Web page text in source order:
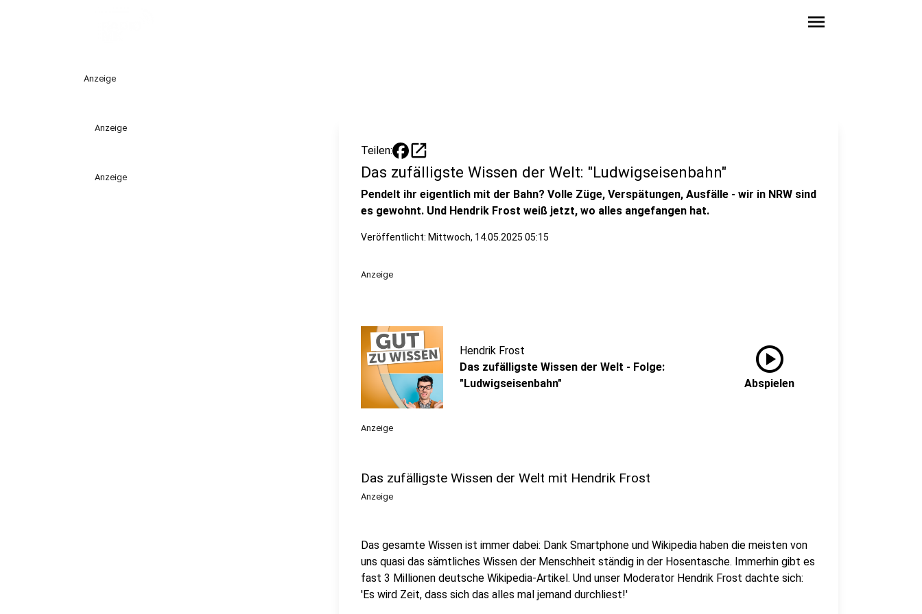
menu
Anzeige
Anzeige
Anzeige
Teilen: open_in_new
Das zufälligste Wissen der Welt: "Ludwigseisenbahn"
Pendelt ihr eigentlich mit der Bahn? Volle Züge, Verspätungen, Ausfälle - wir in NRW sind
es gewohnt. Und Hendrik Frost weiß jetzt, wo alles angefangen hat.
Veröffentlicht: Mittwoch, 14.05.2025 05:15
Anzeige
Hendrik Frost
Das zufälligste Wissen der Welt - Folge:
"Ludwigseisenbahn"
play_circle
Abspielen
Anzeige
Das zufälligste Wissen der Welt mit Hendrik Frost
Anzeige
Das gesamte Wissen ist immer dabei: Dank Smartphone und Wikipedia haben die meisten von
uns quasi das sämtliches Wissen der Menschheit ständig in der Hosentasche. Immerhin gibt es
fast 3 Millionen deutsche Wikipedia-Artikel. Und unser Moderator Hendrik Frost dachte sich:
'Es wird Zeit, dass sich das alles mal jemand durchliest!'